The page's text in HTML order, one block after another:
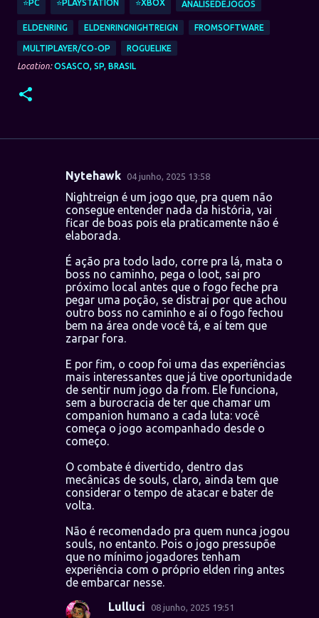
⭐PC ⭐PLAYSTATION ⭐XBOX ANÁLISEDEJOGOS
ELDENRING ELDENRINGNIGHTREIGN FROMSOFTWARE
MULTIPLAYER/CO-OP
ROGUELIKE
Location:OSASCO, SP, BRASIL
Nytehawk 04 junho, 2025 13:58
Nightreign é um jogo que, pra quem não
consegue entender nada da história, vai
ficar de boas pois ela praticamente não é
elaborada.
É ação pra todo lado, corre pra lá, mata o
boss no caminho, pega o loot, sai pro
próximo local antes que o fogo feche pra
pegar uma poção, se distrai por que achou
outro boss no caminho e aí o fogo fechou
bem na área onde você tá, e aí tem que
zarpar fora.
E por fim, o coop foi uma das experiências
mais interessantes que já tive oportunidade
de sentir num jogo da from. Ele funciona,
sem a burocracia de ter que chamar um
companion humano a cada luta: você
começa o jogo acompanhado desde o
começo.
O combate é divertido, dentro das
mecânicas de souls, claro, ainda tem que
considerar o tempo de atacar e bater de
volta.
Não é recomendado pra quem nunca jogou
souls, no entanto. Pois o jogo pressupõe
que no mínimo jogadores tenham
experiência com o próprio elden ring antes
de embarcar nesse.
Lulluci 08 junho, 2025 19:51